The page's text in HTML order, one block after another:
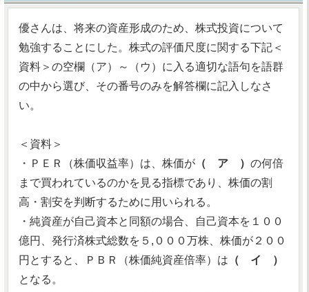
優さんは、将来の資産形成のため、株式投資について
勉強することにした。株式の評価尺度に関する下記＜
資料＞の空欄（ア）～（ウ）に入る適切な語句を語群
の中から選び、その番号のみを解答欄に記入しなさ
い。
＜資料＞
・ＰＥＲ（株価収益率）は、株価が （ ア ） の何倍
まで買われているのかを見る指標であり、株価の割
高・割安を判断するために用いられる。
・純資産が自己資本と同額の場合、自己資本を１００
億円、発行済株式総数を５,０００万株、株価が２００
円とすると、ＰＢＲ（株価純資産倍率）は （ イ ）
となる。